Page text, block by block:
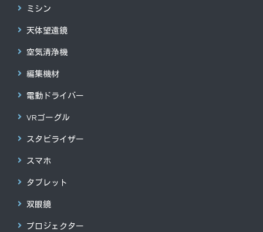
ミシン
天体望遠鏡
空気清浄機
編集機材
電動ドライバー
VRゴーグル
スタビライザー
スマホ
タブレット
双眼鏡
プロジェクター